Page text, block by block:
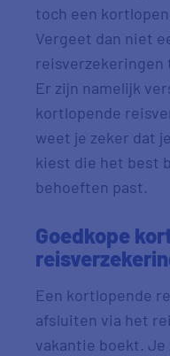
toch een
Vergeet dan niet
reisverzekeringen
Er zijn namelijk
kortlopende
weet je zeker dat
kiest die het best
behoeften past.
Goedkope
Een kortlopende
afsluiten via het
vakantie boekt. Je